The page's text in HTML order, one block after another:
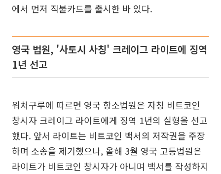
에서 먼저 직불카드를 출시한 바 있다.
영국 법원, '사토시 사칭' 크레이그 라이트에 징역
1년 선고
워처구루에 따르면 영국 항소법원은 자칭 비트코인
창시자 크레이그 라이트에게 징역 1년의 실형을 선고
했다. 앞서 라이트는 비트코인 백서의 저작권을 주장
하며 소송을 제기했으나, 올해 3월 영국 고등법원은
라이트가 비트코인 창시자가 아니며 백서를 작성하지